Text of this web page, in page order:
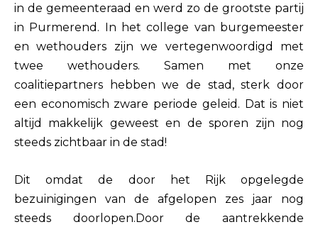
in de gemeenteraad en werd zo de grootste partij
in Purmerend. In het college van burgemeester
en wethouders zijn we vertegenwoordigd met
twee wethouders. Samen met onze
coalitiepartners hebben we de stad, sterk door
een economisch zware periode geleid. Dat is niet
altijd makkelijk geweest en de sporen zijn nog
steeds zichtbaar in de stad!
Dit omdat de door het Rijk opgelegde
bezuinigingen van de afgelopen zes jaar nog
steeds doorlopen.Door de aantrekkende